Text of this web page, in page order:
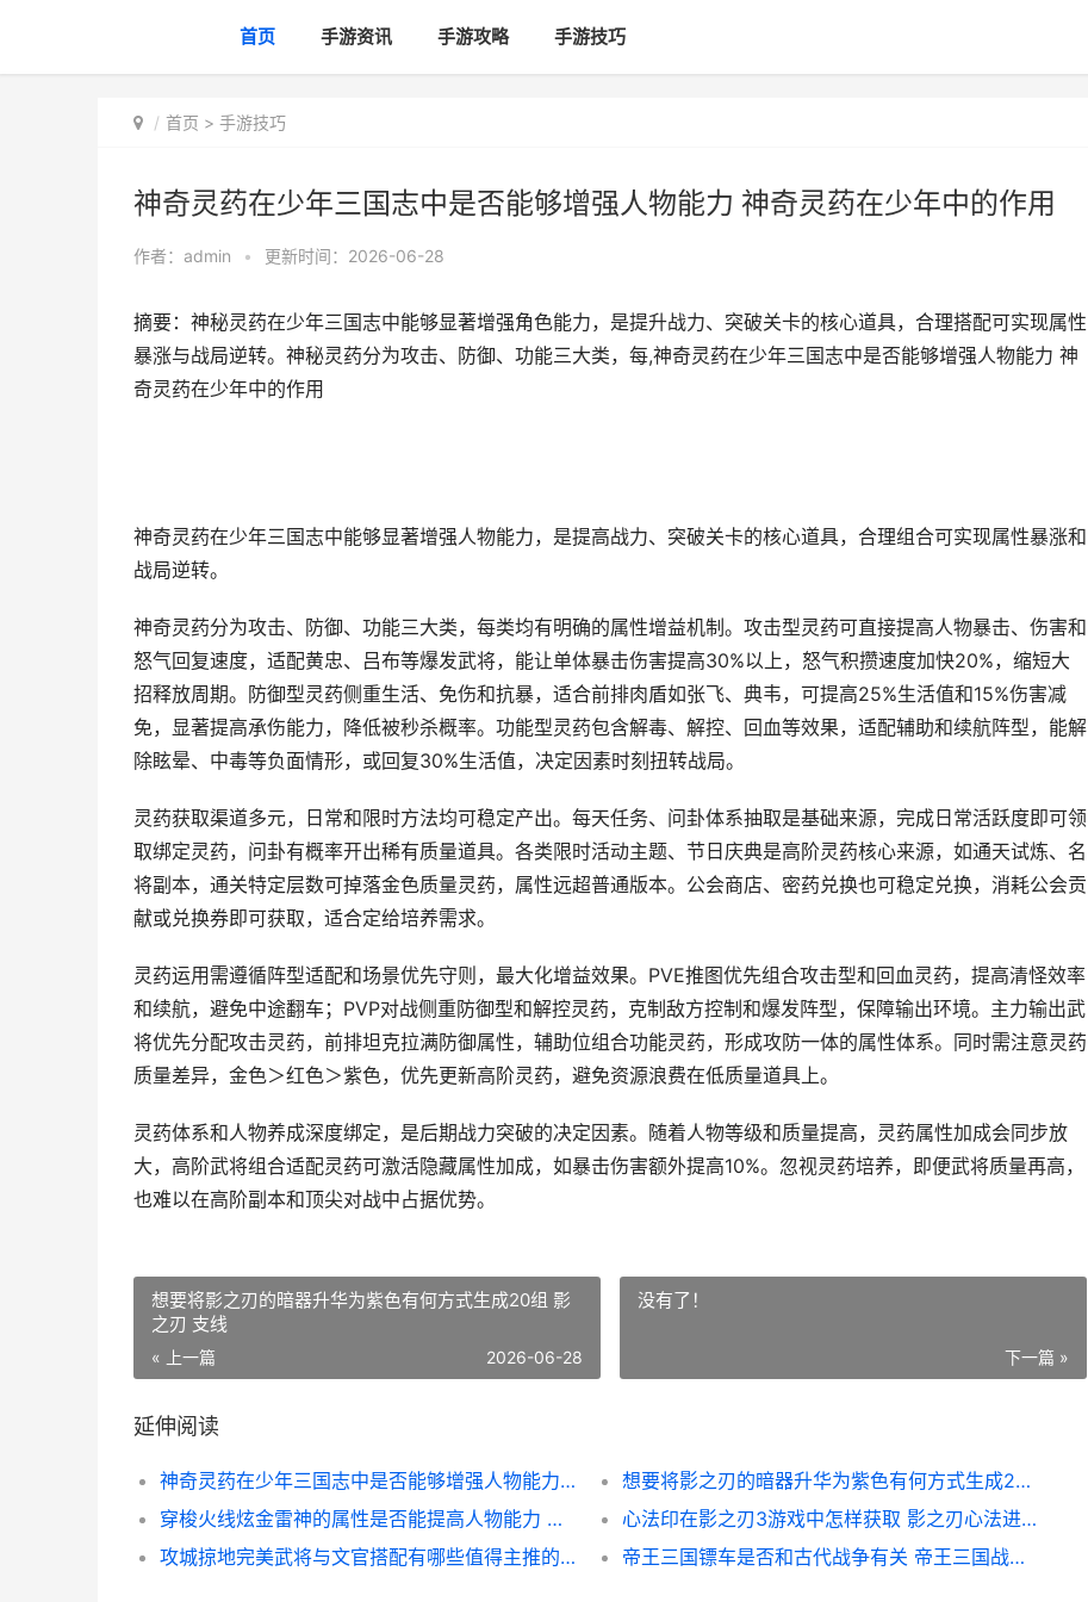
首页 手游资讯 手游攻略 手游技巧
首页 > 手游技巧
神奇灵药在少年三国志中是否能够增强人物能力 神奇灵药在少年中的作用
作者： admin • 更新时间：2026-06-28
摘要：神秘灵药在少年三国志中能够显著增强角色能力，是提升战力、突破关卡的核心道具，合理搭配可实现属性
暴涨与战局逆转。神秘灵药分为攻击、防御、功能三大类，每,神奇灵药在少年三国志中是否能够增强人物能力 神
奇灵药在少年中的作用
神奇灵药在少年三国志中能够显著增强人物能力，是提高战力、突破关卡的核心道具，合理组合可实现属性暴涨和
战局逆转。
神奇灵药分为攻击、防御、功能三大类，每类均有明确的属性增益机制。攻击型灵药可直接提高人物暴击、伤害和
怒气回复速度，适配黄忠、吕布等爆发武将，能让单体暴击伤害提高30%以上，怒气积攒速度加快20%，缩短大
招释放周期。防御型灵药侧重生活、免伤和抗暴，适合前排肉盾如张飞、典韦，可提高25%生活值和15%伤害减
免，显著提高承伤能力，降低被秒杀概率。功能型灵药包含解毒、解控、回血等效果，适配辅助和续航阵型，能解
除眩晕、中毒等负面情形，或回复30%生活值，决定因素时刻扭转战局。
灵药获取渠道多元，日常和限时方法均可稳定产出。每天任务、问卦体系抽取是基础来源，完成日常活跃度即可领
取绑定灵药，问卦有概率开出稀有质量道具。各类限时活动主题、节日庆典是高阶灵药核心来源，如通天试炼、名
将副本，通关特定层数可掉落金色质量灵药，属性远超普通版本。公会商店、密药兑换也可稳定兑换，消耗公会贡
献或兑换券即可获取，适合定给培养需求。
灵药运用需遵循阵型适配和场景优先守则，最大化增益效果。PVE推图优先组合攻击型和回血灵药，提高清怪效率
和续航，避免中途翻车；PVP对战侧重防御型和解控灵药，克制敌方控制和爆发阵型，保障输出环境。主力输出武
将优先分配攻击灵药，前排坦克拉满防御属性，辅助位组合功能灵药，形成攻防一体的属性体系。同时需注意灵药
质量差异，金色＞红色＞紫色，优先更新高阶灵药，避免资源浪费在低质量道具上。
灵药体系和人物养成深度绑定，是后期战力突破的决定因素。随着人物等级和质量提高，灵药属性加成会同步放
大，高阶武将组合适配灵药可激活隐藏属性加成，如暴击伤害额外提高10%。忽视灵药培养，即便武将质量再高，
也难以在高阶副本和顶尖对战中占据优势。
想要将影之刃的暗器升华为紫色有何方式生成20组 影
之刃 支线
« 上一篇 2026-06-28
没有了！
下一篇 »
延伸阅读
神奇灵药在少年三国志中是否能够增强人物能力 神奇灵药在少年中的作用
想要将影之刃的暗器升华为紫色有何方式生成20组 影之刃 支线
穿梭火线炫金雷神的属性是否能提高人物能力 穿越火线炫金和普通的区别
心法印在影之刃3游戏中怎样获取 影之刃心法进阶材料
攻城掠地完美武将与文官搭配有哪些值得主推的 攻城掠地比武视频
帝王三国镖车是否和古代战争有关 帝王三国战车应该配什么将